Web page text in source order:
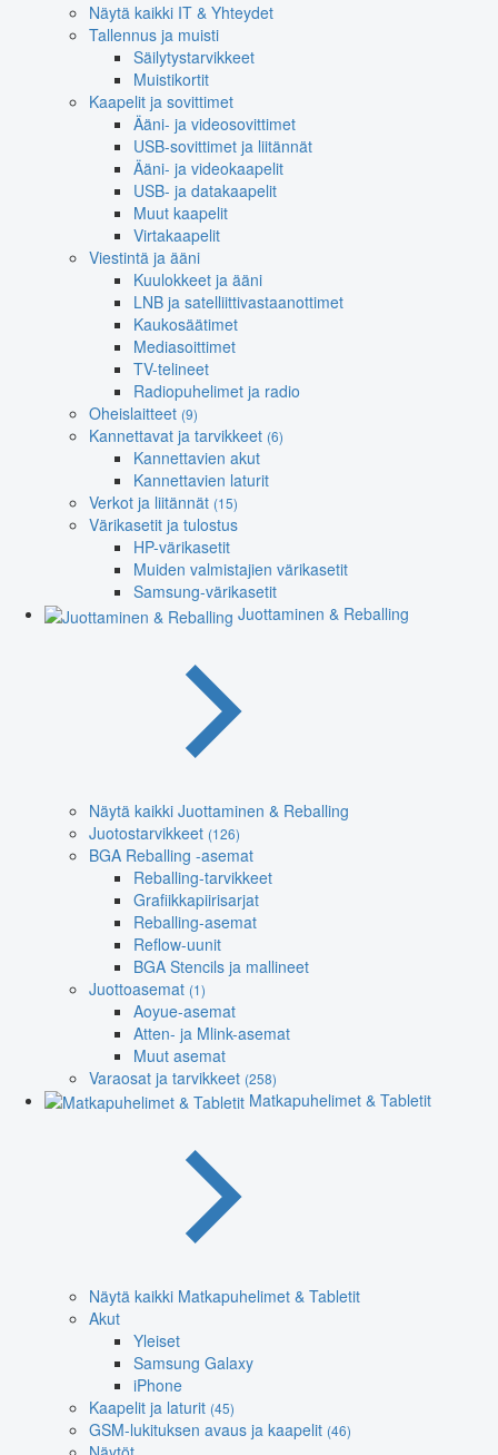
Näytä kaikki IT & Yhteydet
Tallennus ja muisti
Säilytystarvikkeet
Muistikortit
Kaapelit ja sovittimet
Ääni- ja videosovittimet
USB-sovittimet ja liitännät
Ääni- ja videokaapelit
USB- ja datakaapelit
Muut kaapelit
Virtakaapelit
Viestintä ja ääni
Kuulokkeet ja ääni
LNB ja satelliittivastaanottimet
Kaukosäätimet
Mediasoittimet
TV-telineet
Radiopuhelimet ja radio
Oheislaitteet (9)
Kannettavat ja tarvikkeet (6)
Kannettavien akut
Kannettavien laturit
Verkot ja liitännät (15)
Värikasetit ja tulostus
HP-värikasetit
Muiden valmistajien värikasetit
Samsung-värikasetit
Juottaminen & Reballing
Näytä kaikki Juottaminen & Reballing
Juotostarvikkeet (126)
BGA Reballing -asemat
Reballing-tarvikkeet
Grafiikkapiirisarjat
Reballing-asemat
Reflow-uunit
BGA Stencils ja mallineet
Juottoasemat (1)
Aoyue-asemat
Atten- ja Mlink-asemat
Muut asemat
Varaosat ja tarvikkeet (258)
Matkapuhelimet & Tabletit
Näytä kaikki Matkapuhelimet & Tabletit
Akut
Yleiset
Samsung Galaxy
iPhone
Kaapelit ja laturit (45)
GSM-lukituksen avaus ja kaapelit (46)